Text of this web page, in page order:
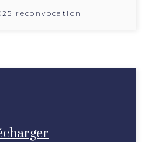
reconvocation